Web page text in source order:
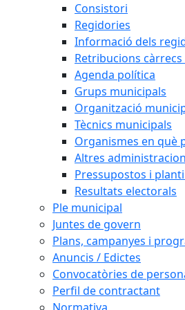
Consistori
Regidories
Informació dels
Retribucions
Agenda política
Grups municipals
Organització
Tècnics municipals
Organismes en què
Altres
Pressupostos i
Resultats electorals
Ple municipal
Juntes de govern
Plans, campanyes i
Anuncis / Edictes
Convocatòries de
Perfil de contractant